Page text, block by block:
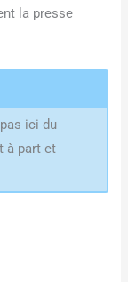
la presse
ici du
à part et